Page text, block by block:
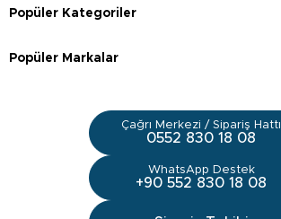
Popüler Kategoriler
Popüler Markalar
Çağrı Merkezi / Sipariş Hattı
0552 830 18 08
WhatsApp Destek
+90 552 830 18 08